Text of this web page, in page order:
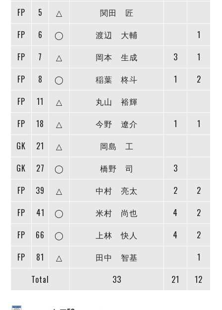
個人ランキング｜第2PK
メットライフ生命Ｆリーグカップ 2026
大会概要
アリーナ情報
チケット情報
過去の記録
ヴォスクオーレ仙台
リガーレヴィア葛飾
Y．S．C．C．横浜
ヴィンセドール白山
アグレミーナ浜松
ポルセイド浜田
ミラクルスマイル新居浜
リーグ統計データ
記念ゴール
担当審判員
選手の通算記録（Ｆ１）
バルドラール浦安
フウガドールすみだ
立川アスレティックFC
湘南ベルマーレ
ボアルース長野
名古屋オーシャンズ
シュライカー大阪
バサジィ大分
選手の通算記録（Ｆ２）
DIVISION 02
FOLLOW US!
FP
5 △
関田 匠
FP
6 ◯ 渡辺 大輔
1
FP
7 △ 岡本 生成 3
1
FP
8 ◯ 稲葉 柊斗 1
2
FP
11 △
丸山 裕輝
FP
18 △ 今野 遼介 1
1
GK
21 △
岡島 工
GK
27 ◯ 橋野 司
3
FP
39 △ 中村 亮太 2
2
FP
41 ◯ 米村 尚也 4
2
FP
66 ◯ 上林 快人 4
2
FP
81 △ 田中 智基
1
Total
33 21 12